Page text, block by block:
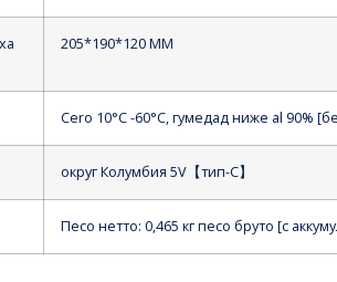
205*190*120 ММ
Cero 10°C -60°C, гумедад ниже al 90%
округ Колумбия 5V【тип-C】
Песо нетто: 0,465 кг песо бруто [с